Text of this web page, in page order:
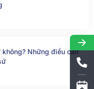
Những điều cần